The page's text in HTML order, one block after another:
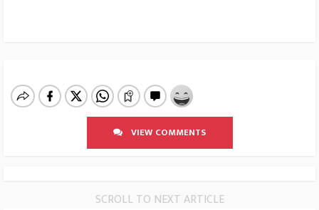
VIEW COMMENTS
SCROLL TO NEXT ARTICLE